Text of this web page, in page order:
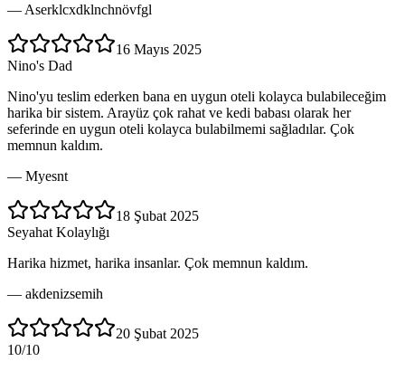
— Aserklcxdklnchnövfgl
16 Mayıs 2025
Nino's Dad
Nino'yu teslim ederken bana en uygun oteli kolayca bulabileceğim
harika bir sistem. Arayüz çok rahat ve kedi babası olarak her
seferinde en uygun oteli kolayca bulabilmemi sağladılar. Çok
memnun kaldım.
— Myesnt
18 Şubat 2025
Seyahat Kolaylığı
Harika hizmet, harika insanlar. Çok memnun kaldım.
— akdenizsemih
20 Şubat 2025
10/10